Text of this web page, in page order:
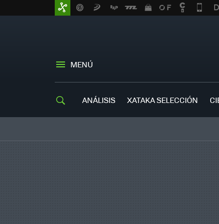
MENÚ
ANÁLISIS XATAKA SELECCIÓN